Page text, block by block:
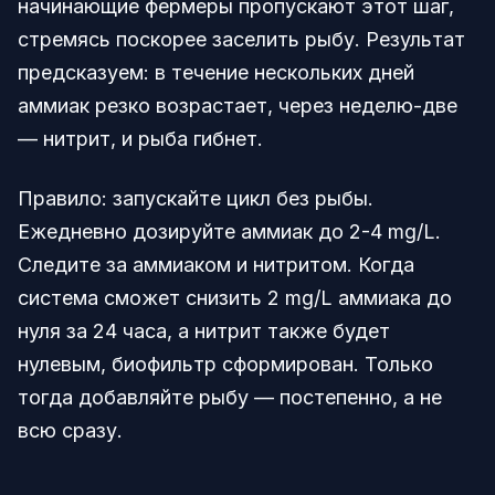
начинающие фермеры пропускают этот шаг,
стремясь поскорее заселить рыбу. Результат
предсказуем: в течение нескольких дней
аммиак резко возрастает, через неделю-две
— нитрит, и рыба гибнет.
Правило: запускайте цикл без рыбы.
Ежедневно дозируйте аммиак до 2-4 mg/L.
Следите за аммиаком и нитритом. Когда
система сможет снизить 2 mg/L аммиака до
нуля за 24 часа, а нитрит также будет
нулевым, биофильтр сформирован. Только
тогда добавляйте рыбу — постепенно, а не
всю сразу.